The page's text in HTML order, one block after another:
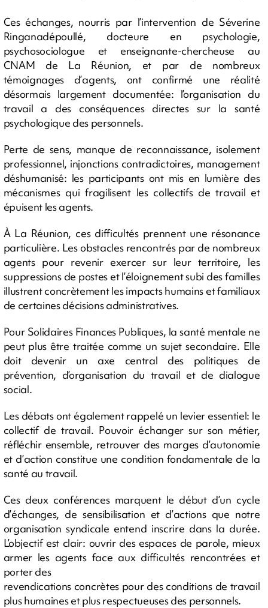
Ces échanges, nourris par l’intervention de Séverine
Ringanadépoullé, docteure en psychologie,
psychosociologue et enseignante-chercheuse au
CNAM de La Réunion, et par de nombreux
témoignages d’agents, ont confirmé une réalité
désormais largement documentée: l’organisation du
travail a des conséquences directes sur la santé
psychologique des personnels.
Perte de sens, manque de reconnaissance, isolement
professionnel, injonctions contradictoires, management
déshumanisé: les participants ont mis en lumière des
mécanismes qui fragilisent les collectifs de travail et
épuisent les agents.
À La Réunion, ces difficultés prennent une résonance
particulière. Les obstacles rencontrés par de nombreux
agents pour revenir exercer sur leur territoire, les
suppressions de postes et l’éloignement subi des familles
illustrent concrètement les impacts humains et familiaux
de certaines décisions administratives.
Pour Solidaires Finances Publiques, la santé mentale ne
peut plus être traitée comme un sujet secondaire. Elle
doit devenir un axe central des politiques de
prévention, d’organisation du travail et de dialogue
social.
Les débats ont également rappelé un levier essentiel: le
collectif de travail. Pouvoir échanger sur son métier,
réfléchir ensemble, retrouver des marges d’autonomie
et d’action constitue une condition fondamentale de la
santé au travail.
Ces deux conférences marquent le début d’un cycle
d’échanges, de sensibilisation et d’actions que notre
organisation syndicale entend inscrire dans la durée.
L’objectif est clair: ouvrir des espaces de parole, mieux
armer les agents face aux difficultés rencontrées et
porter des
revendications concrètes pour des conditions de travail
plus humaines et plus respectueuses des personnels.